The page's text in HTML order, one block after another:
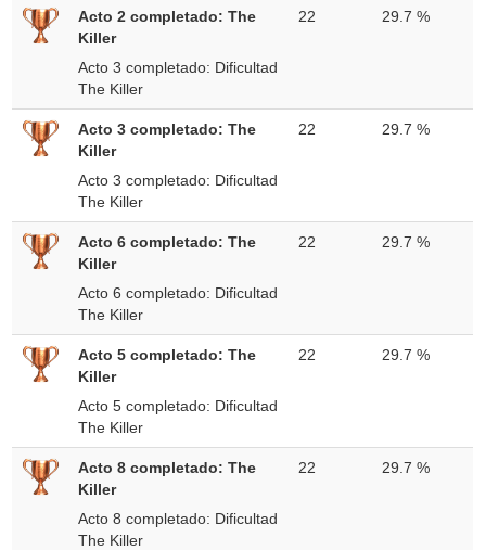
Acto 2 completado: The
Killer
Acto 3 completado: Dificultad
The Killer
22 29.7 %
Acto 3 completado: The
Killer
Acto 3 completado: Dificultad
The Killer
22 29.7 %
Acto 6 completado: The
Killer
Acto 6 completado: Dificultad
The Killer
22 29.7 %
Acto 5 completado: The
Killer
Acto 5 completado: Dificultad
The Killer
22 29.7 %
Acto 8 completado: The
Killer
Acto 8 completado: Dificultad
The Killer
22 29.7 %